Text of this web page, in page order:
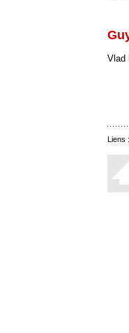
Vlad
Liens :